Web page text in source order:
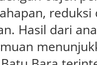
Hasil dari